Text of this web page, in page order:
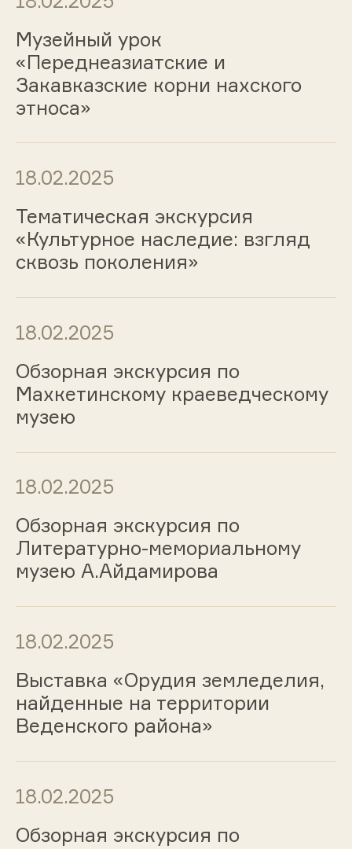
Музейный урок
«Переднеазиатские и
Закавказские корни нахского
этноса»
18.02.2025
Тематическая экскурсия
«Культурное наследие: взгляд
сквозь поколения»
18.02.2025
Обзорная экскурсия по
Махкетинскому краеведческому
музею
18.02.2025
Обзорная экскурсия по
Литературно-мемориальному
музею А.Айдамирова
18.02.2025
Выставка «Орудия земледелия,
найденные на территории
Веденского района»
18.02.2025
Обзорная экскурсия по